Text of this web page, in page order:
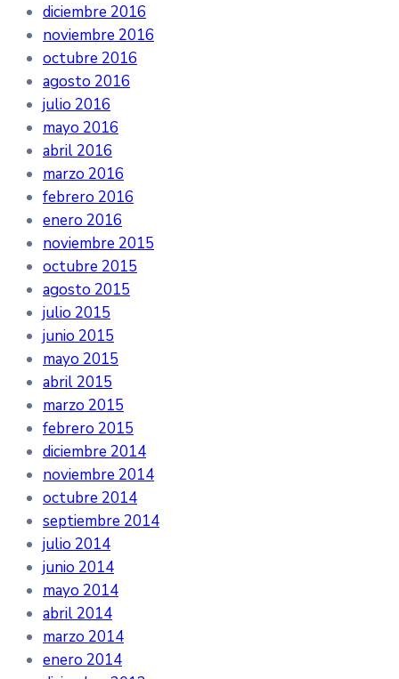
diciembre 2016
noviembre 2016
octubre 2016
agosto 2016
julio 2016
mayo 2016
abril 2016
marzo 2016
febrero 2016
enero 2016
noviembre 2015
octubre 2015
agosto 2015
julio 2015
junio 2015
mayo 2015
abril 2015
marzo 2015
febrero 2015
diciembre 2014
noviembre 2014
octubre 2014
septiembre 2014
julio 2014
junio 2014
mayo 2014
abril 2014
marzo 2014
enero 2014